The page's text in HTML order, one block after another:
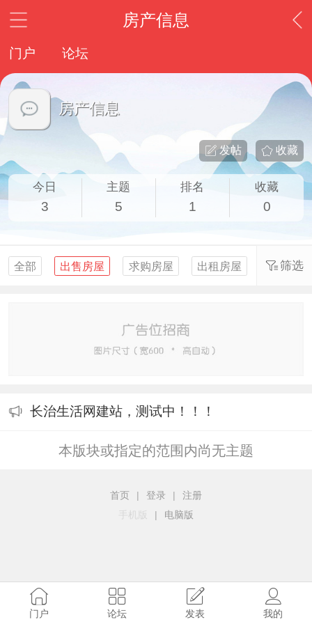
房产信息
门户 论坛
房产信息
收藏
发帖
今日
3
主题
5
排名
1
收藏
0
全部 出售房屋 求购房屋 出租房屋 求租房屋
筛选
长治生活网建站，测试中！！！
本版块或指定的范围内尚无主题
首页 | 登录 |
注册
手机版
| 电脑版
门户 论坛 发表 我的